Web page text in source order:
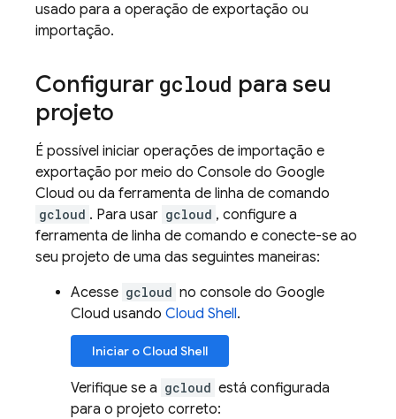
usado para a operação de exportação ou
importação.
Configurar gcloud para seu
projeto
É possível iniciar operações de importação e
exportação por meio do Console do Google
Cloud ou da ferramenta de linha de comando
gcloud . Para usar gcloud , configure a
ferramenta de linha de comando e conecte-se ao
seu projeto de uma das seguintes maneiras:
Acesse gcloud no console do Google
Cloud usando Cloud Shell.
Iniciar o Cloud Shell
Verifique se a gcloud está configurada
para o projeto correto: